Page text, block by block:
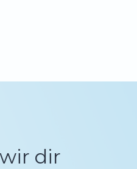
anzeigen
dir